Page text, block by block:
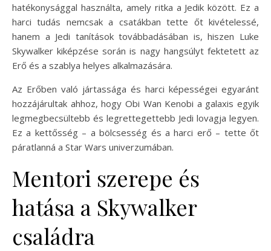
hatékonysággal használta, amely ritka a Jedik között. Ez a
harci tudás nemcsak a csatákban tette őt kivételessé,
hanem a Jedi tanítások továbbadásában is, hiszen Luke
Skywalker kiképzése során is nagy hangsúlyt fektetett az
Erő és a szablya helyes alkalmazására.
Az Erőben való jártassága és harci képességei egyaránt
hozzájárultak ahhoz, hogy Obi Wan Kenobi a galaxis egyik
legmegbecsültebb és legrettegettebb Jedi lovagja legyen.
Ez a kettősség – a bölcsesség és a harci erő – tette őt
páratlanná a Star Wars univerzumában.
Mentori szerepe és
hatása a Skywalker
családra